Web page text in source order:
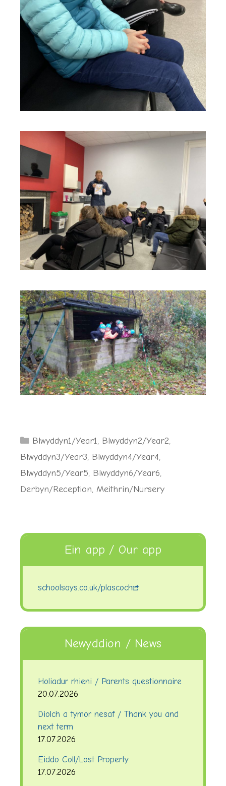
Categories
Blwyddyn1/Year1, Blwyddyn2/Year2,
Blwyddyn3/Year3, Blwyddyn4/Year4,
Blwyddyn5/Year5, Blwyddyn6/Year6,
Derbyn/Reception, Meithrin/Nursery
Ein app / Our app
schoolsays.co.uk/plascoch
Newyddion / News
Holiadur rhieni / Parents questionnaire
20.07.2026
Diolch a tymor nesaf / Thank you and
next term
17.07.2026
Eiddo Coll/Lost Property
17.07.2026